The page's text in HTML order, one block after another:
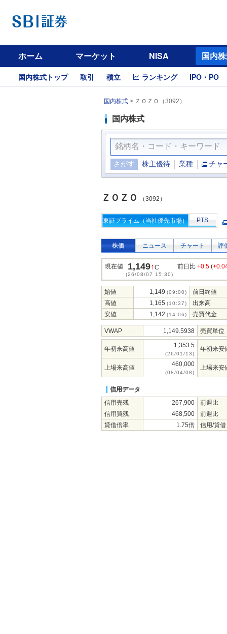
ホーム マーケット NISA 国内
国内株式トップ 取引 積立 ランキング IPO・PO
国内株式 > ＺＯＺＯ（3092）
国内株式
さがす 株主優待 業種 チャ
ＺＯＺＯ （3092）
東証プライム（当社優先市場） PTS
株価 ニュース チャート 評
現在値 1,149↑C
(26/08/07 15:30)
前日比 +0.5 (
始値 1,149 (09:00)
前日終値
高値
1,165 (10:37)
出来高
安値
1,142 (14:06) 売買代金
VWAP 1,149.5938 売買単位
年初来高値 1,353.5
(26/01/13)
年初来安
上場来高値 460,000
(08/04/08)
上場来安
信用データ
信用売残
267,900
前週比
信用買残
468,500
前週比
貸借倍率
1.75倍 信用/貸借